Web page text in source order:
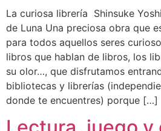
La curiosa librería Shinsuke
de Luna Una preciosa obra que
para todos aquellos seres
libros que hablan de libros, los
su olor…, que disfrutamos
bibliotecas y librerías
donde te encuentres) porque […]